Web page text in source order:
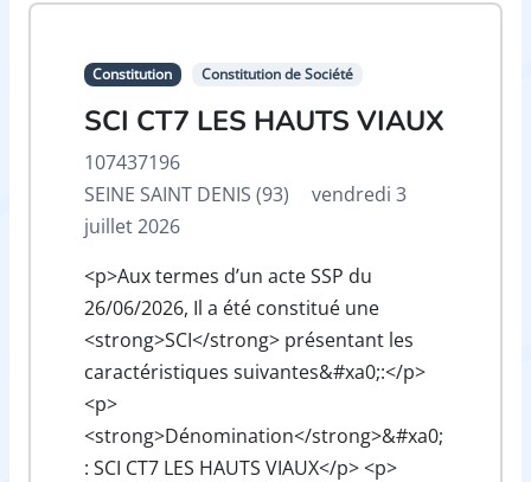
Constitution Constitution de Société
SCI CT7 LES HAUTS VIAUX
107437196
SEINE SAINT DENIS (93)
vendredi 3
juillet 2026
<p>Aux termes d’un acte SSP du
26/06/2026, Il a été constitué une
<strong>SCI</strong> présentant les
caractéristiques suivantes&#xa0;:</p>
<p>
<strong>Dénomination</strong>&#xa0;
: SCI CT7 LES HAUTS VIAUX</p> <p>